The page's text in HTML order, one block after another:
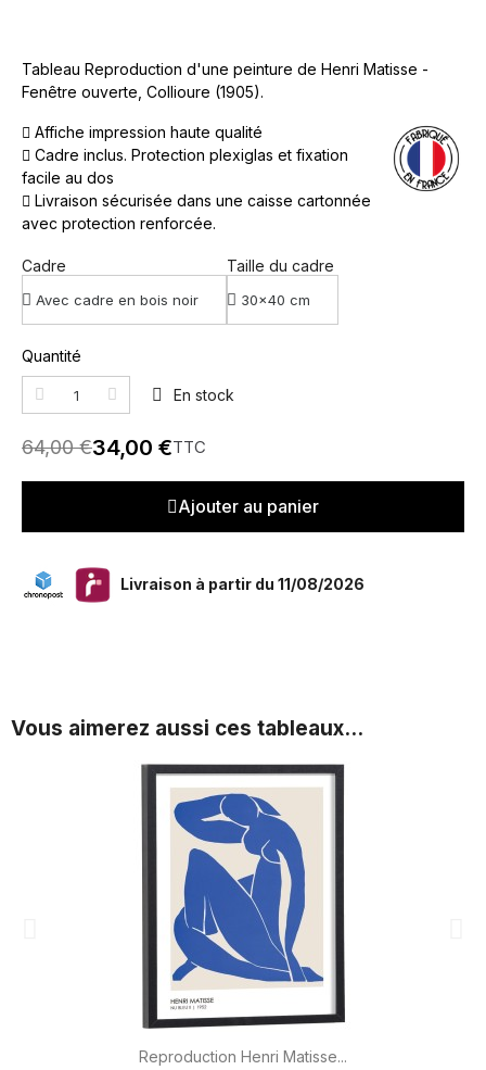
Tableau Reproduction d'une peinture de Henri Matisse -
Fenêtre ouverte, Collioure (1905).
Affiche impression haute qualité
Cadre inclus. Protection plexiglas et fixation
facile au dos
Livraison sécurisée dans une caisse cartonnée
avec protection renforcée.
Cadre Taille du cadre
Quantité
En stock
64,00 €34,00 €TTC
Ajouter au panier
Livraison à partir du 11/08/2026
Vous aimerez aussi ces tableaux...
Reproduction Henri Matisse...